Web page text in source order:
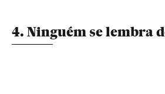
4. Ninguém se lembra